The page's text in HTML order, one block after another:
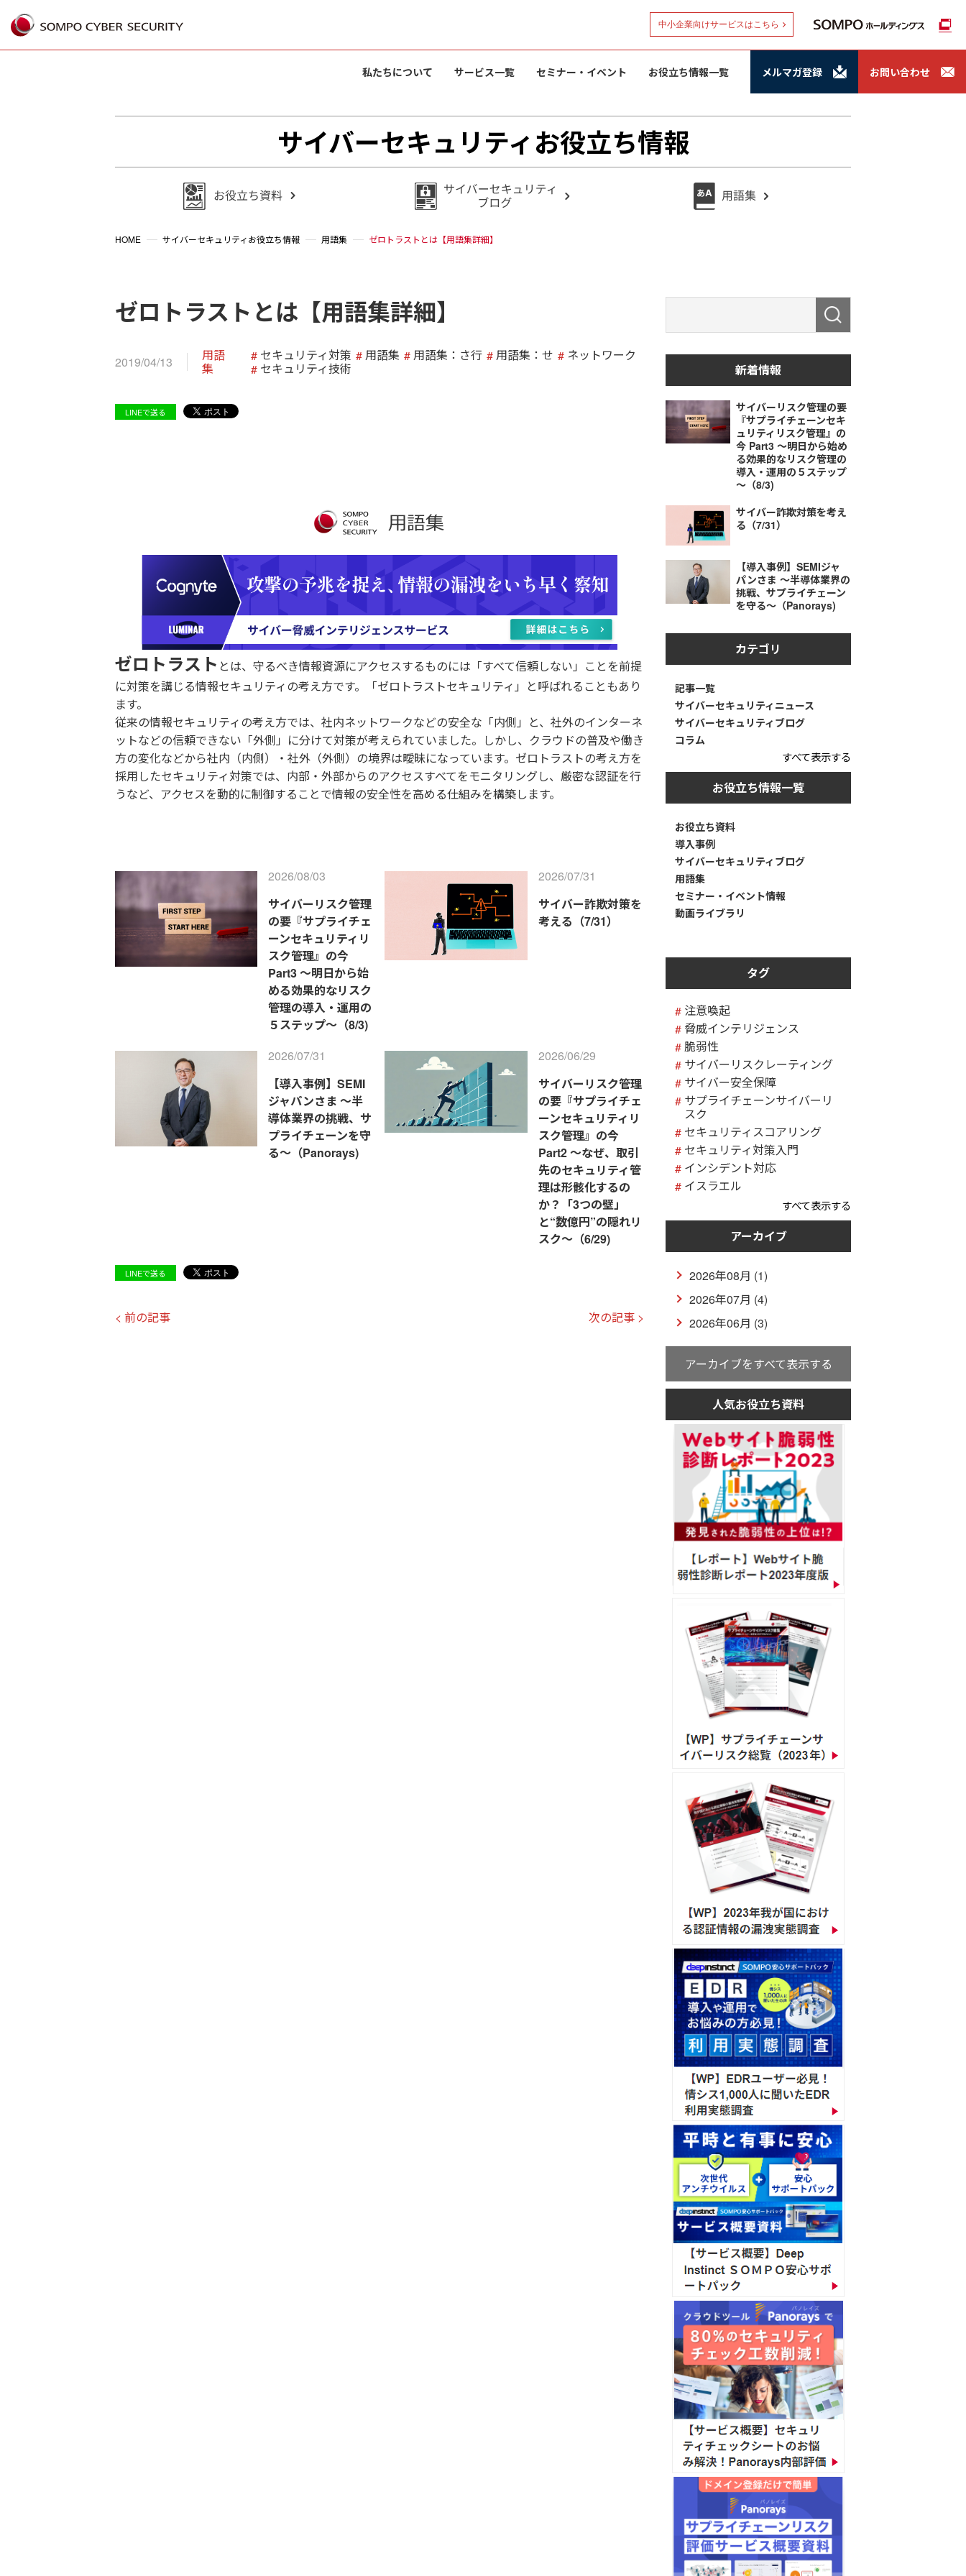
中小企業向けサービスはこちら
私たちについて サービス一覧 セミナー・イベント お役立ち情報一覧 メルマガ登録 お問い合わせ
サイバーセキュリティお役立ち情報
HOME サイバーセキュリティお役立ち情報 用語集 ゼロトラストとは【用語集詳細】
ゼロトラストとは【用語集詳細】
2019/04/13
用語
集
セキュリティ対策 用語集 用語集：さ行 用語集：せ
ネットワーク
セキュリティ技術
LINEで送る
ゼロトラスト とは、守るべき情報資源にアクセスするものには「すべて信頼しない」ことを前提
に対策を講じる情報セキュリティの考え方です。「ゼロトラストセキュリティ」と呼ばれることもあり
ます。
従来の情報セキュリティの考え方では、社内ネットワークなどの安全な「内側」と、社外のインターネ
ットなどの信頼できない「外側」に分けて対策が考えられていました。しかし、クラウドの普及や働き
方の変化などから社内（内側）・社外（外側）の境界は曖昧になっています。ゼロトラストの考え方を
採用したセキュリティ対策では、内部・外部からのアクセスすべてをモニタリングし、厳密な認証を行
うなど、アクセスを動的に制御することで情報の安全性を高める仕組みを構築します。
2026/08/03
サイバーリスク管理
の要『サプライチェ
ーンセキュリティリ
スク管理』の今
Part3 ～明日から始
める効果的なリスク
管理の導入・運用の
５ステップ～（8/3)
2026/07/31
サイバー詐欺対策を
考える（7/31）
2026/07/31
【導入事例】SEMI
ジャパンさま ～半
導体業界の挑戦、サ
プライチェーンを守
る～（Panorays)
2026/06/29
サイバーリスク管理
の要『サプライチェ
ーンセキュリティリ
スク管理』の今
Part2 ～なぜ、取引
先のセキュリティ管
理は形骸化するの
か？「3つの壁」
と“数億円”の隠れリ
スク～（6/29)
LINEで送る
< 前の記事 次の記事 >
新着情報
サイバーリスク管理の要
『サプライチェーンセキ
ュリティリスク管理』の
今 Part3 ～明日から始め
る効果的なリスク管理の
導入・運用の５ステップ
～（8/3)
サイバー詐欺対策を考え
る（7/31）
【導入事例】SEMIジャ
パンさま ～半導体業界の
挑戦、サプライチェーン
を守る～（Panorays)
カテゴリ
記事一覧
サイバーセキュリティニュース
サイバーセキュリティブログ
コラム
すべて表示する
お役立ち情報一覧
お役立ち資料
導入事例
サイバーセキュリティブログ
用語集
セミナー・イベント情報
動画ライブラリ
タグ
注意喚起
脅威インテリジェンス
脆弱性
サイバーリスクレーティング
サイバー安全保障
サプライチェーンサイバーリ
スク
セキュリティスコアリング
セキュリティ対策入門
インシデント対応
イスラエル
すべて表示する
アーカイブ
2026年08月 (1)
2026年07月 (4)
2026年06月 (3)
アーカイブをすべて表示する
人気お役立ち資料